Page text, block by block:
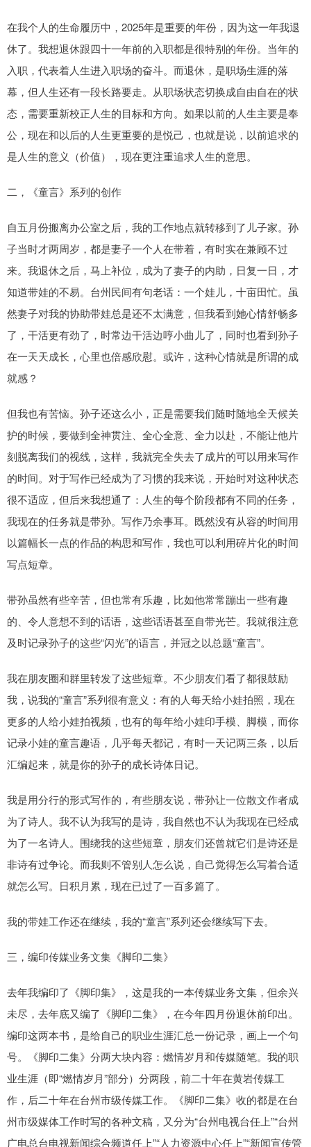
在我个人的生命履历中，2025年是重要的年份，因为这一年我退
休了。我想退休跟四十一年前的入职都是很特别的年份。当年的
入职，代表着人生进入职场的奋斗。而退休，是职场生涯的落
幕，但人生还有一段长路要走。从职场状态切换成自由自在的状
态，需要重新校正人生的目标和方向。如果以前的人生主要是奉
公，现在和以后的人生更重要的是悦己，也就是说，以前追求的
是人生的意义（价值），现在更注重追求人生的意思。
二，《童言》系列的创作
自五月份搬离办公室之后，我的工作地点就转移到了儿子家。孙
子当时才两周岁，都是妻子一个人在带着，有时实在兼顾不过
来。我退休之后，马上补位，成为了妻子的内助，日复一日，才
知道带娃的不易。台州民间有句老话：一个娃儿，十亩田忙。虽
然妻子对我的协助带娃总是还不太满意，但我看到她心情舒畅多
了，干活更有劲了，时常边干活边哼小曲儿了，同时也看到孙子
在一天天成长，心里也倍感欣慰。或许，这种心情就是所谓的成
就感？
但我也有苦恼。孙子还这么小，正是需要我们随时随地全天候关
护的时候，要做到全神贯注、全心全意、全力以赴，不能让他片
刻脱离我们的视线，这样，我就完全失去了成片的可以用来写作
的时间。对于写作已经成为了习惯的我来说，开始时对这种状态
很不适应，但后来我想通了：人生的每个阶段都有不同的任务，
我现在的任务就是带孙。写作乃余事耳。既然没有从容的时间用
以篇幅长一点的作品的构思和写作，我也可以利用碎片化的时间
写点短章。
带孙虽然有些辛苦，但也常有乐趣，比如他常常蹦出一些有趣
的、令人意想不到的话语，这些话语甚至自带光芒。我就很注意
及时记录孙子的这些“闪光”的语言，并冠之以总题“童言”。
我在朋友圈和群里转发了这些短章。不少朋友们看了都很鼓励
我，说我的“童言”系列很有意义：有的人每天给小娃拍照，现在
更多的人给小娃拍视频，也有的每年给小娃印手模、脚模，而你
记录小娃的童言趣语，几乎每天都记，有时一天记两三条，以后
汇编起来，就是你的孙子的成长诗体日记。
我是用分行的形式写作的，有些朋友说，带孙让一位散文作者成
为了诗人。我不认为我写的是诗，我自然也不认为我现在已经成
为了一名诗人。围绕我的这些短章，朋友们还曾就它们是诗还是
非诗有过争论。而我则不管别人怎么说，自己觉得怎么写着合适
就怎么写。日积月累，现在已过了一百多篇了。
我的带娃工作还在继续，我的“童言”系列还会继续写下去。
三，编印传媒业务文集《脚印二集》
去年我编印了《脚印集》，这是我的一本传媒业务文集，但余兴
未尽，去年底又编了《脚印二集》，在今年四月份退休前印出。
编印这两本书，是给自己的职业生涯汇总一份记录，画上一个句
号。《脚印二集》分两大块内容：燃情岁月和传媒随笔。我的职
业生涯（即“燃情岁月”部分）分两段，前二十年在黄岩传媒工
作，后二十年在台州市级传媒工作。《脚印二集》收的都是在台
州市级媒体工作时写的各种文稿，又分为“台州电视台任上”“台州
广电总台电视新闻综合频道任上”“人力资源中心任上”“新闻宣传管